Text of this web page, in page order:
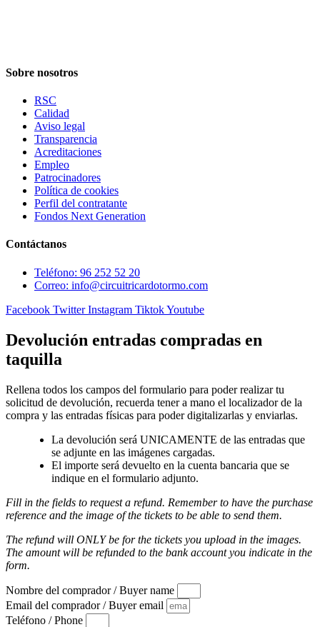
Sobre nosotros
RSC
Calidad
Aviso legal
Transparencia
Acreditaciones
Empleo
Patrocinadores
Política de cookies
Perfil del contratante
Fondos Next Generation
Contáctanos
Teléfono: 96 252 52 20
Correo: info@circuitricardotormo.com
Facebook Twitter Instagram TiktokYoutube
Devolución entradas compradas en
taquilla
Rellena todos los campos del formulario para poder realizar tu
solicitud de devolución, recuerda tener a mano el localizador de la
compra y las entradas físicas para poder digitalizarlas y enviarlas.
La devolución será UNICAMENTE de las entradas que
se adjunte en las imágenes cargadas.
El importe será devuelto en la cuenta bancaria que se
indique en el formulario adjunto.
Fill in the fields to request a refund. Remember to have the purchase
reference and the image of the tickets to be able to send them.
The refund will ONLY be for the tickets you upload in the images.
The amount will be refunded to the bank account you indicate in the
form.
Nombre del comprador / Buyer name
Email del comprador / Buyer email
Teléfono / Phone